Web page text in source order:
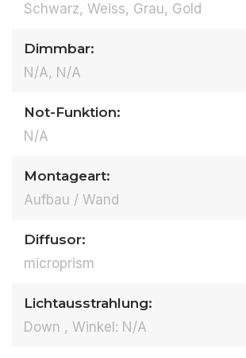
Schwarz, Weiss, Grau, Gold
Dimmbar:
N/A, N/A
Not-Funktion:
N/A
Montageart:
Aufbau / Wand
Diffusor:
microprism
Lichtausstrahlung:
Down , Winkel: N/A